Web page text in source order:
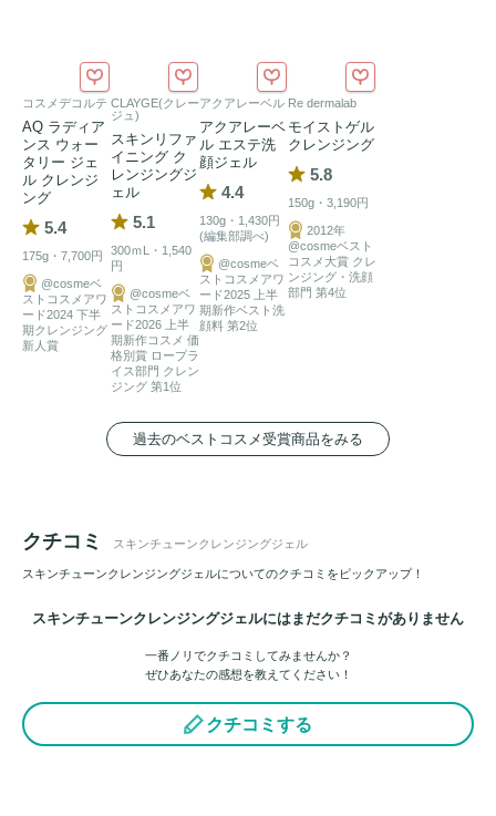
コスメデコルテ
AQ ラディア
ンス ウォー
タリー ジェ
ル クレンジ
ング
5.4
175g・7,700円
@cosmeベ
ストコスメアワ
ード2024 下半
期クレンジング
新人賞
CLAYGE(クレー
ジュ)
スキンリファ
イニング ク
レンジングジ
ェル
5.1
300ｍL・1,540
円
@cosmeベ
ストコスメアワ
ード2026 上半
期新作コスメ 価
格別賞 ロープラ
イス部門 クレン
ジング 第1位
アクアレーベル
アクアレーベ
ル エステ洗
顔ジェル
4.4
130g・1,430円
(編集部調べ)
@cosmeベ
ストコスメアワ
ード2025 上半
期新作ベスト洗
顔料 第2位
Re dermalab
モイストゲル
クレンジング
5.8
150g・3,190円
2012年
@cosmeベスト
コスメ大賞 クレ
ンジング・洗顔
部門 第4位
過去のベストコスメ受賞商品をみる
クチコミ スキンチューンクレンジングジェル
スキンチューンクレンジングジェルについてのクチコミをピックアップ！
スキンチューンクレンジングジェルにはまだクチコミがありません
一番ノリでクチコミしてみませんか？
ぜひあなたの感想を教えてください！
クチコミする